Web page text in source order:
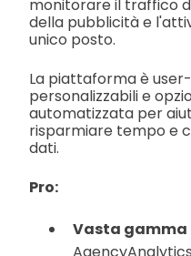
monitorare il traffico
della pubblicità e
unico posto.
La piattaforma è
personalizzabili e
automatizzata per
risparmiare tempo e
dati.
Pro:
Vasta